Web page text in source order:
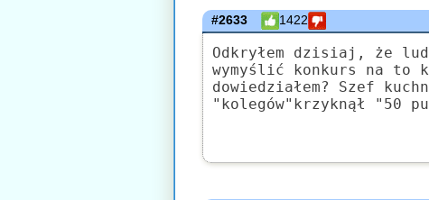
#2633 1422
Odkryłem dzisiaj, że
wymyślić konkurs na to
dowiedziałem? Szef
"kolegów"krzyknął "50